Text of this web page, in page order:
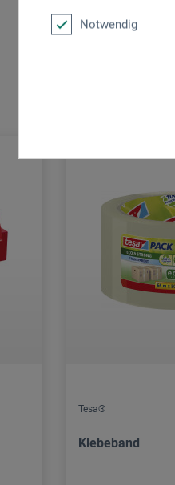
Notwendig
Tesa®
Klebeband